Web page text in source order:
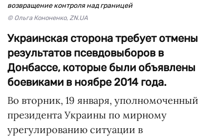
возвращение контроля над границей
© Ольга Кононенко, ZN.UA
Украинская сторона требует отмены
результатов псевдовыборов в
Донбассе, которые были объявлены
боевиками в ноябре 2014 года.
Во вторник, 19 января, уполномоченный
президента Украины по мирному
урегулированию ситуации в